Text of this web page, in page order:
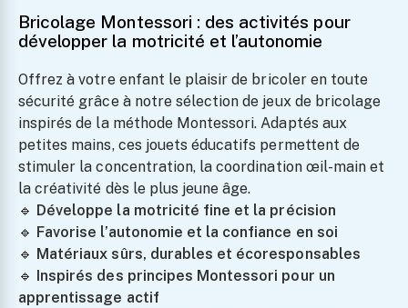
Bricolage Montessori : des activités pour
développer la motricité et l’autonomie
Offrez à votre enfant le plaisir de bricoler en toute
sécurité grâce à notre sélection de jeux de bricolage
inspirés de la méthode Montessori. Adaptés aux
petites mains, ces jouets éducatifs permettent de
stimuler la concentration, la coordination œil-main et
la créativité dès le plus jeune âge.
🔹 Développe la motricité fine et la précision
🔹 Favorise l’autonomie et la confiance en soi
🔹 Matériaux sûrs, durables et écoresponsables
🔹 Inspirés des principes Montessori pour un
apprentissage actif